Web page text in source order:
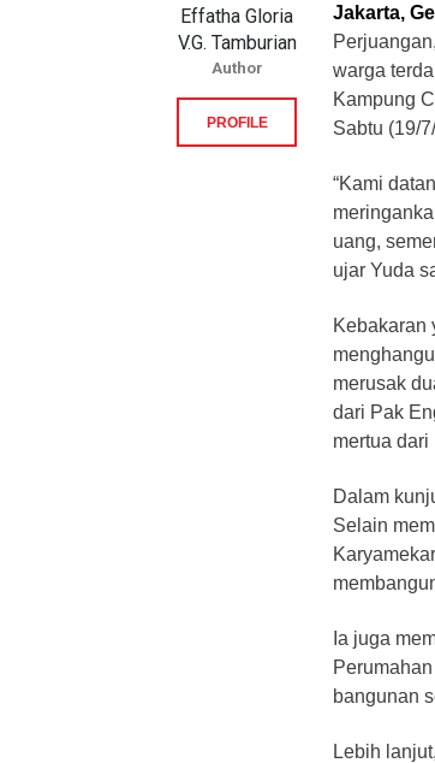
Jakarta,
warga
Kampung
Sabtu (19/
“Kami
uang,
ujar Yuda
Kebakaran
merusak
dari Pak
mertua
Dalam
Selain
Ia juga
bangunan
Lebih
Effatha Gloria
V.G. Tamburian
Author
PROFILE